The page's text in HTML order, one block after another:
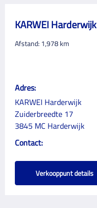
KARWEI Harderwijk
Afstand: 1,978km
Adres:
KARWEI Harderwijk
Zuiderbreedte 17
3845 MC Harderwijk
Contact:
Verkooppunt details